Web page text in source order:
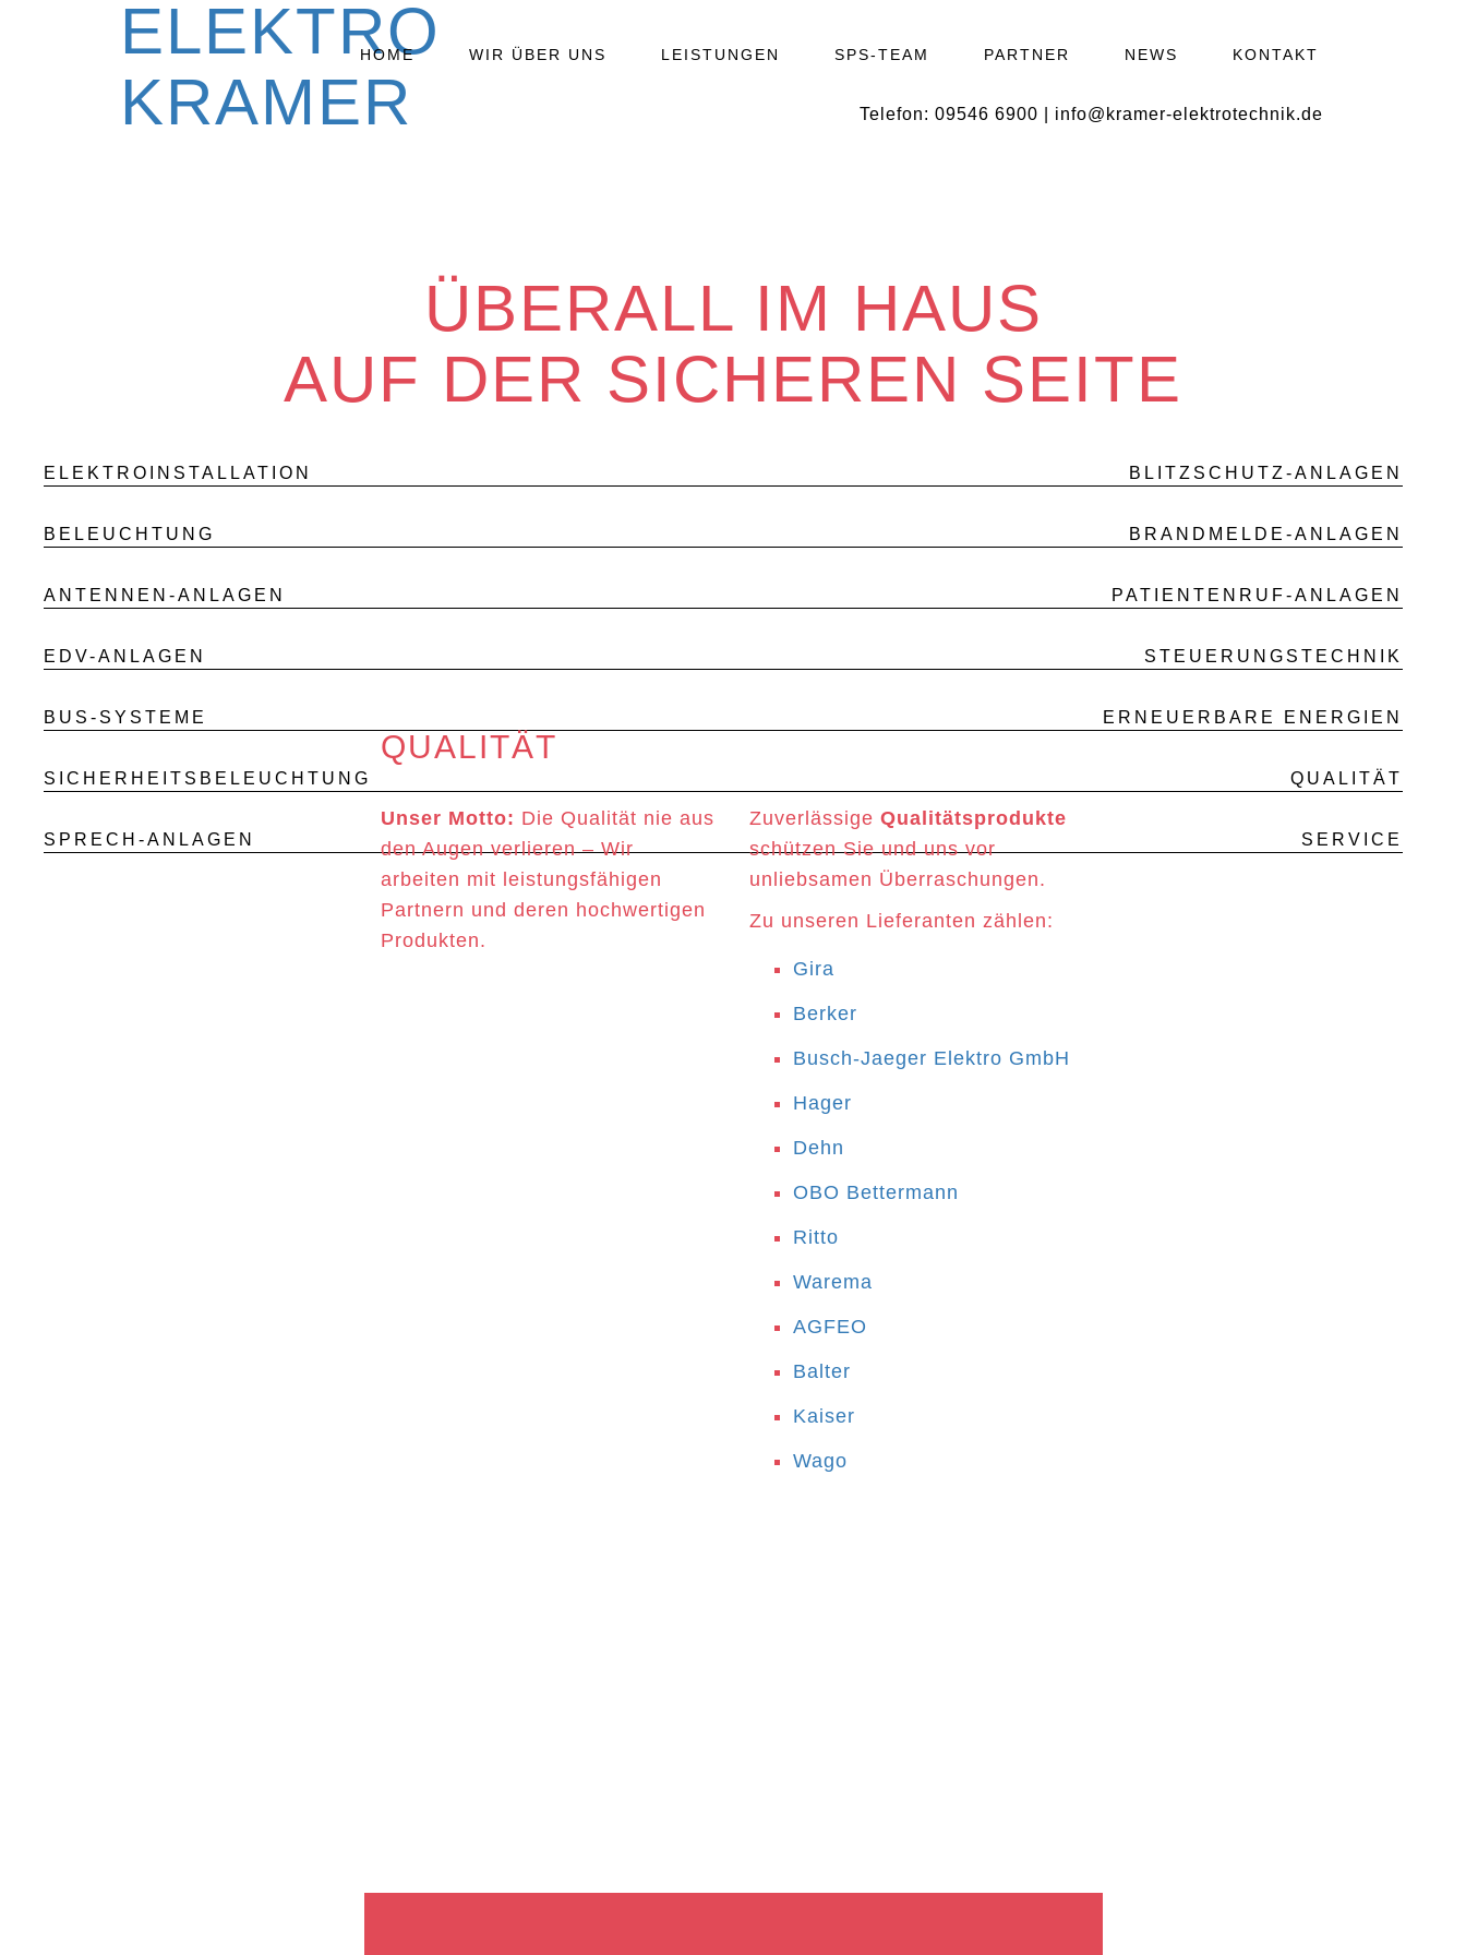
HOME WIR ÜBER UNS LEISTUNGEN SPS-TEAM PARTNER NEWS KONTAKT
Telefon: 09546 6900 info@kramer-elektrotechnik.de
ÜBERALL IM HAUS
AUF DER SICHEREN SEITE
ELEKTROINSTALLATION
BELEUCHTUNG
ANTENNEN-ANLAGEN
EDV-ANLAGEN
BUS-SYSTEME
SICHERHEITSBELEUCHTUNG
SPRECH-ANLAGEN
BLITZSCHUTZ-ANLAGEN
BRANDMELDE-ANLAGEN
PATIENTENRUF-ANLAGEN
STEUERUNGSTECHNIK
ERNEUERBARE ENERGIEN
QUALITÄT
SERVICE
QUALITÄT
Unser Motto: Die Qualität nie aus
den Augen verlieren – Wir
arbeiten mit leistungsfähigen
Partnern und deren hochwertigen
Produkten.
Zuverlässige Qualitätsprodukte
schützen Sie und uns vor
unliebsamen Überraschungen.
Zu unseren Lieferanten zählen:
Gira
Berker
Busch-Jaeger Elektro GmbH
Hager
Dehn
OBO Bettermann
Ritto
Warema
AGFEO
Balter
Kaiser
Wago